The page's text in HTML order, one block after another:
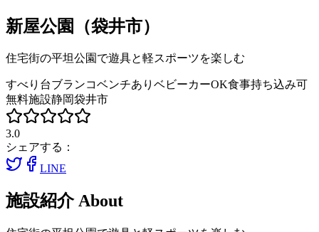
新屋公園（袋井市）
住宅街の平坦公園で遊具と軽スポーツを楽しむ
すべり台ブランコベンチあり ベビーカーOK食事持ち込み可
無料施設静岡袋井市
3.0
シェアする：
LINE
施設紹介 About